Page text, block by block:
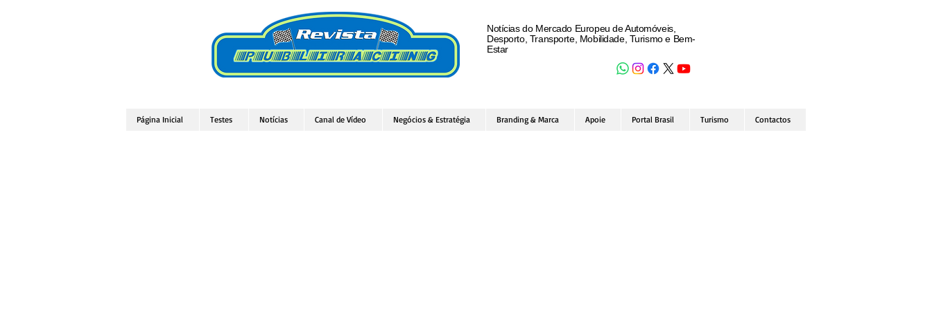
Notícias do Mercado Europeu de Automóveis,
Desporto, Transporte, Mobilidade, Turismo e Bem-
Estar
Página Inicial Testes Notícias Canal de Vídeo Negócios & Estratégia Branding & Marca Apoie Portal Brasil Turismo Contactos